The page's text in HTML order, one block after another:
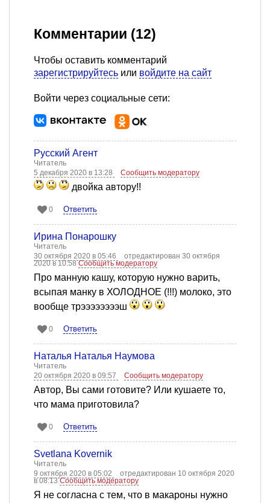
Комментарии (12)
Чтобы оставить комментарий
зарегистрируйтесь или войдите на сайт
Войти через социальные сети:
Русский Агент
Читатель
5 декабря 2020 в 13:28
Сообщить модератору
двойка автору!!
0 Ответить
Ирина Понарошку
Читатель
30 октября 2020 в 05:46
отредактирован 30 октября
2020 в 10:58Сообщить модератору
Про манную кашу, которую нужно варить,
всыпая манку в ХОЛОДНОЕ (!!!) молоко, это
вообще трээээээээш
0 Ответить
Наталья Наталья Наумова
Читатель
20 октября 2020 в 09:57
Сообщить модератору
Автор, Вы сами готовите? Или кушаете то,
что мама приготовила?
0 Ответить
Svetlana Kovernik
Читатель
9 октября 2020 в 05:02
отредактирован 10 октября 2020
в 08:13Сообщить модератору
Я не согласна с тем, что в макароны нужно